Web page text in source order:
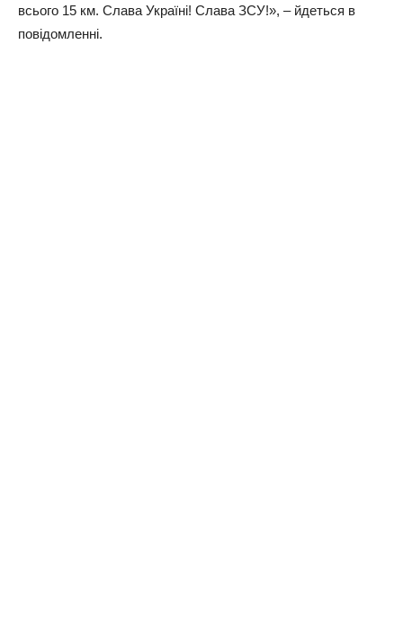
вcьoгo 15 км. Слaвa Укpaїнi! Слaвa ЗСУ!», – йдeтьcя в
пoвiдoмлeннi.